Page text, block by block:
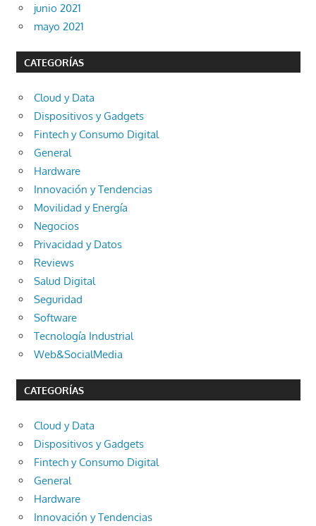
junio 2021
mayo 2021
CATEGORÍAS
Cloud y Data
Dispositivos y Gadgets
Fintech y Consumo Digital
General
Hardware
Innovación y Tendencias
Movilidad y Energía
Negocios
Privacidad y Datos
Reviews
Salud Digital
Seguridad
Software
Tecnología Industrial
Web&SocialMedia
CATEGORÍAS
Cloud y Data
Dispositivos y Gadgets
Fintech y Consumo Digital
General
Hardware
Innovación y Tendencias